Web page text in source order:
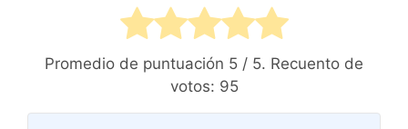
Promedio de puntuación 5 / 5. Recuento de
votos: 95